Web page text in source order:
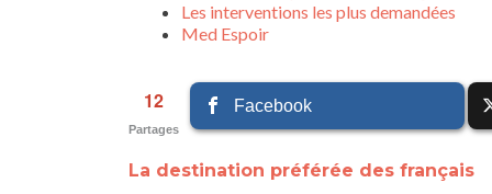
Les interventions les plus demandées
Med Espoir
12
Partages
Facebook
La destination préférée des français